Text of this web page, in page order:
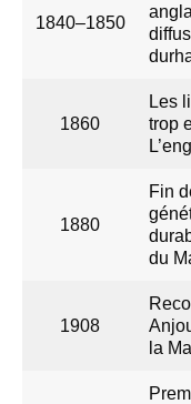
1840–1850
1860
Les
trop
1880
Fin
du
1908
la